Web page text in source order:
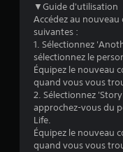
▼Guide d'utilisation
Accédez au
suivantes :
1. Sélectionnez
sélectionnez le
Équipez le nouveau
quand vous vous
2. Sélectionnez
approchez-vous du
Life.
Équipez le nouveau
quand vous vous